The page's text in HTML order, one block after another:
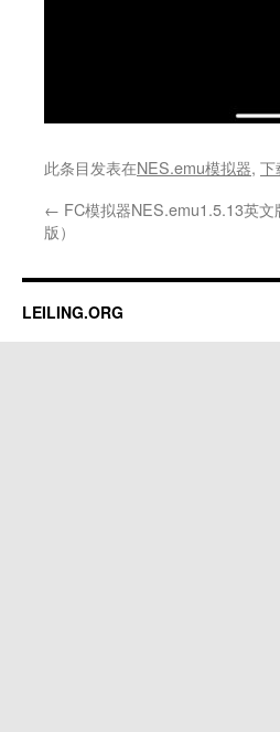
此条目发表在NES.emu模拟器, 下
← FC模拟器NES.emu1.5.13英
版）
LEILING.ORG